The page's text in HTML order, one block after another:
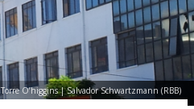
Torre O’higgins | Salvador Schwartzmann (RBB)